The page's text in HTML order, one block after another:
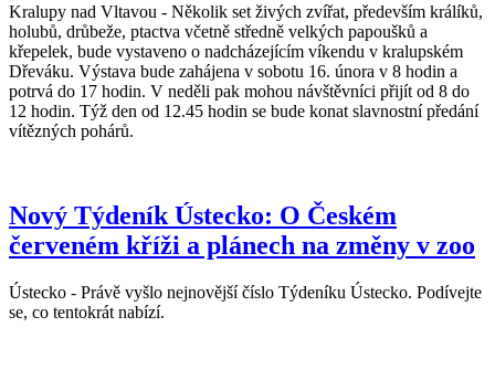
Kralupy nad Vltavou - Několik set živých zvířat, především králíků,
holubů, drůbeže, ptactva včetně středně velkých papoušků a
křepelek, bude vystaveno o nadcházejícím víkendu v kralupském
Dřeváku. Výstava bude zahájena v sobotu 16. února v 8 hodin a
potrvá do 17 hodin. V neděli pak mohou návštěvníci přijít od 8 do
12 hodin. Týž den od 12.45 hodin se bude konat slavnostní předání
vítězných pohárů.
Nový Týdeník Ústecko: O Českém
červeném kříži a plánech na změny v zoo
Ústecko - Právě vyšlo nejnovější číslo Týdeníku Ústecko. Podívejte
se, co tentokrát nabízí.